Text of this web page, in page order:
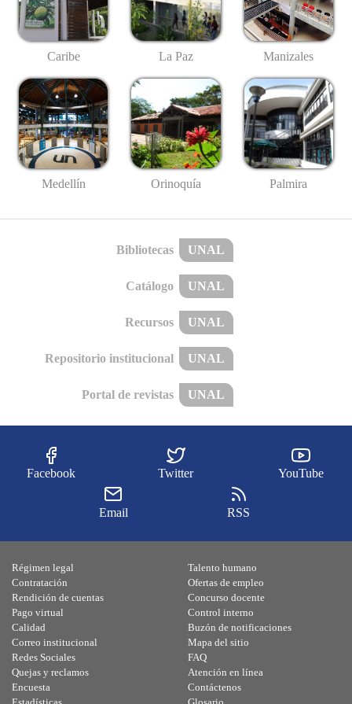
Caribe La Paz Manizales
Medellín Orinoquía Palmira
Bibliotecas UNAL
Catálogo UNAL
Recursos UNAL
Repositorio institucional UNAL
Portal de revistas UNAL
Facebook Twitter YouTube
Email RSS
Régimen legal
Contratación
Rendición de cuentas
Pago virtual
Calidad
Talento humano
Ofertas de empleo
Concurso docente
Control interno
Buzón de notificaciones
Correo institucional
Redes Sociales
Quejas y reclamos
Encuesta
Mapa del sitio
FAQ
Atención en línea
Contáctenos